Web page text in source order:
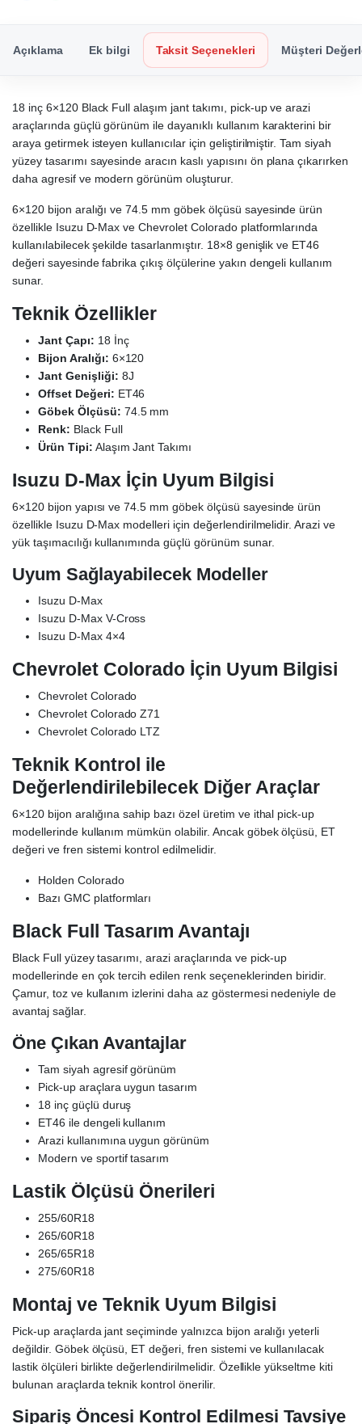
Açıklama Ek bilgi Taksit Seçenekleri Müşteri
18 inç 6×120 Black Full alaşım jant takımı, pick-up ve arazi
araçlarında güçlü görünüm ile dayanıklı kullanım karakterini bir
araya getirmek isteyen kullanıcılar için geliştirilmiştir. Tam siyah
yüzey tasarımı sayesinde aracın kaslı yapısını ön plana çıkarırken
daha agresif ve modern görünüm oluşturur.
6×120 bijon aralığı ve 74.5 mm göbek ölçüsü sayesinde ürün
özellikle Isuzu D-Max ve Chevrolet Colorado platformlarında
kullanılabilecek şekilde tasarlanmıştır. 18×8 genişlik ve ET46
değeri sayesinde fabrika çıkış ölçülerine yakın dengeli kullanım
sunar.
Teknik Özellikler
Jant Çapı: 18 İnç
Bijon Aralığı: 6×120
Jant Genişliği: 8J
Offset Değeri: ET46
Göbek Ölçüsü: 74.5 mm
Renk: Black Full
Ürün Tipi: Alaşım Jant Takımı
Isuzu D-Max İçin Uyum Bilgisi
6×120 bijon yapısı ve 74.5 mm göbek ölçüsü sayesinde ürün
özellikle Isuzu D-Max modelleri için değerlendirilmelidir. Arazi ve
yük taşımacılığı kullanımında güçlü görünüm sunar.
Uyum Sağlayabilecek Modeller
Isuzu D-Max
Isuzu D-Max V-Cross
Isuzu D-Max 4×4
Chevrolet Colorado İçin Uyum Bilgisi
Chevrolet Colorado
Chevrolet Colorado Z71
Chevrolet Colorado LTZ
Teknik Kontrol ile
Değerlendirilebilecek Diğer Araçlar
6×120 bijon aralığına sahip bazı özel üretim ve ithal pick-up
modellerinde kullanım mümkün olabilir. Ancak göbek ölçüsü, ET
değeri ve fren sistemi kontrol edilmelidir.
Holden Colorado
Bazı GMC platformları
Black Full Tasarım Avantajı
Black Full yüzey tasarımı, arazi araçlarında ve pick-up
modellerinde en çok tercih edilen renk seçeneklerinden biridir.
Çamur, toz ve kullanım izlerini daha az göstermesi nedeniyle de
avantaj sağlar.
Öne Çıkan Avantajlar
Tam siyah agresif görünüm
Pick-up araçlara uygun tasarım
18 inç güçlü duruş
ET46 ile dengeli kullanım
Arazi kullanımına uygun görünüm
Modern ve sportif tasarım
Lastik Ölçüsü Önerileri
255/60R18
265/60R18
265/65R18
275/60R18
Montaj ve Teknik Uyum Bilgisi
Pick-up araçlarda jant seçiminde yalnızca bijon aralığı yeterli
değildir. Göbek ölçüsü, ET değeri, fren sistemi ve kullanılacak
lastik ölçüleri birlikte değerlendirilmelidir. Özellikle yükseltme kiti
bulunan araçlarda teknik kontrol önerilir.
Sipariş Öncesi Kontrol Edilmesi Tavsiye